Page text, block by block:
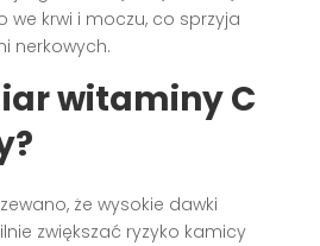
we krwi i moczu, co sprzyja
nerkowych.
witaminy C
że wysokie dawki
zwiększać ryzyko kamicy